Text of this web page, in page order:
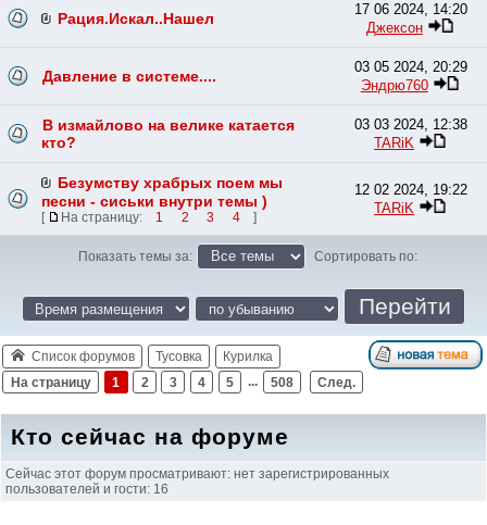
Рация.Искал..Нашел
17 06 2024, 14:20
Джексон
Давление в системе....
03 05 2024, 20:29
Эндрю760
В измайлово на велике катается
кто?
03 03 2024, 12:38
TARiK
Безумству храбрых поем мы
песни - сиськи внутри темы )
[ На страницу: 1 2 3 4 ]
12 02 2024, 19:22
TARiK
Показать темы за: Сортировать по:
Список форумов Тусовка
Курилка
На страницу
1 2 3 4 5 ... 508 След.
Кто сейчас на форуме
Сейчас этот форум просматривают: нет зарегистрированных
пользователей и гости: 16